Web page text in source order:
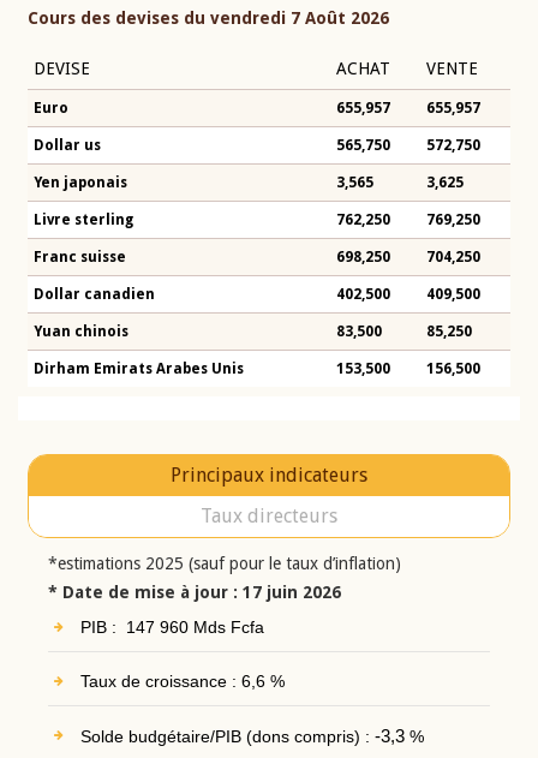
Cours des devises du vendredi 7 Août 2026
DEVISE ACHAT VENTE
Euro 655,957 655,957
Dollar us 565,750 572,750
Yen japonais 3,565 3,625
Livre sterling 762,250 769,250
Franc suisse 698,250 704,250
Dollar canadien 402,500 409,500
Yuan chinois 83,500 85,250
Dirham Emirats Arabes Unis 153,500 156,500
Principaux indicateurs
Taux directeurs
*estimations 2025 (sauf pour le taux d’inflation)
* Date de mise à jour : 17 juin 2026
PIB : 147 960 Mds Fcfa
Taux de croissance : 6,6 %
Solde budgétaire/PIB (dons compris) : -3,3%